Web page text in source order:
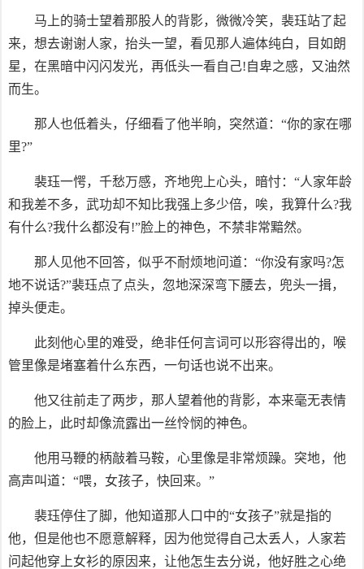
马上的骑士望着那股人的背影，微微冷笑，裴珏站了起
来，想去谢谢人家，抬头一望，看见那人遍体纯白，目如朗
星，在黑暗中闪闪发光，再低头一看自己!自卑之感，又油然
而生。
那人也低着头，仔细看了他半晌，突然道：“你的家在哪
里?”
裴珏一愕，千愁万感，齐地兜上心头，暗忖：“人家年龄
和我差不多，武功却不知比我强上多少倍，唉，我算什么?我
有什么?我什么都没有!”脸上的神色，不禁非常黯然。
那人见他不回答，似乎不耐烦地问道：“你没有家吗?怎
地不说话?”裴珏点了点头，忽地深深弯下腰去，兜头一揖，
掉头便走。
此刻他心里的难受，绝非任何言词可以形容得出的，喉
管里像是堵塞着什么东西，一句话也说不出来。
他又往前走了两步，那人望着他的背影，本来毫无表情
的脸上，此时却像流露出一丝怜悯的神色。
他用马鞭的柄敲着马鞍，心里像是非常烦躁。突地，他
高声叫道：“喂，女孩子，快回来。”
裴珏停住了脚，他知道那人口中的“女孩子”就是指的
他，但是他也不愿意解释，因为他觉得自己太丢人，人家若
问起他穿上女衫的原因来，让他怎生去分说，他好胜之心绝